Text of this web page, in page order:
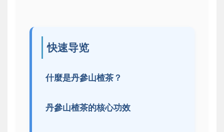
快速导览
什麼是丹參山楂茶？
丹參山楂茶的核心功效